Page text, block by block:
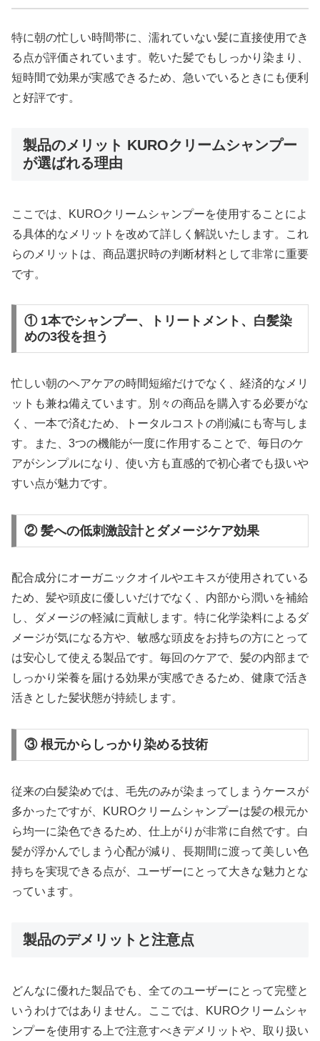
特に朝の忙しい時間帯に、濡れていない髪に直接使用でき
る点が評価されています。乾いた髪でもしっかり染まり、
短時間で効果が実感できるため、急いでいるときにも便利
と好評です。
製品のメリット KUROクリームシャンプー
が選ばれる理由
ここでは、KUROクリームシャンプーを使用することによ
る具体的なメリットを改めて詳しく解説いたします。これ
らのメリットは、商品選択時の判断材料として非常に重要
です。
① 1本でシャンプー、トリートメント、白髪染
めの3役を担う
忙しい朝のヘアケアの時間短縮だけでなく、経済的なメリ
ットも兼ね備えています。別々の商品を購入する必要がな
く、一本で済むため、トータルコストの削減にも寄与しま
す。また、3つの機能が一度に作用することで、毎日のケ
アがシンプルになり、使い方も直感的で初心者でも扱いや
すい点が魅力です。
② 髪への低刺激設計とダメージケア効果
配合成分にオーガニックオイルやエキスが使用されている
ため、髪や頭皮に優しいだけでなく、内部から潤いを補給
し、ダメージの軽減に貢献します。特に化学染料によるダ
メージが気になる方や、敏感な頭皮をお持ちの方にとって
は安心して使える製品です。毎回のケアで、髪の内部まで
しっかり栄養を届ける効果が実感できるため、健康で活き
活きとした髪状態が持続します。
③ 根元からしっかり染める技術
従来の白髪染めでは、毛先のみが染まってしまうケースが
多かったですが、KUROクリームシャンプーは髪の根元か
ら均一に染色できるため、仕上がりが非常に自然です。白
髪が浮かんでしまう心配が減り、長期間に渡って美しい色
持ちを実現できる点が、ユーザーにとって大きな魅力とな
っています。
製品のデメリットと注意点
どんなに優れた製品でも、全てのユーザーにとって完璧と
いうわけではありません。ここでは、KUROクリームシャ
ンプーを使用する上で注意すべきデメリットや、取り扱い